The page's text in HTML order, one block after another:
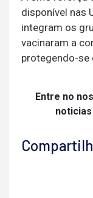
disponível nas
integram os
vacinaram a
protegendo-se
Entre no